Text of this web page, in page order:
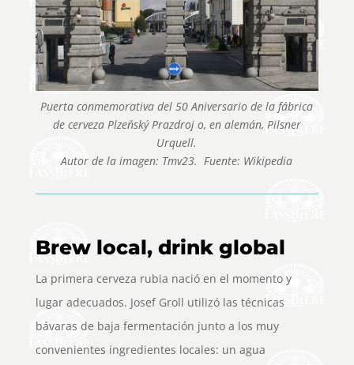
Puerta conmemorativa del 50 Aniversario de la fábrica
de cerveza Plzeňský Prazdroj o, en alemán, Pilsner
Urquell.
Autor de la imagen: Tmv23. Fuente: Wikipedia
Brew local, drink global
La primera cerveza rubia nació en el momento y
lugar adecuados. Josef Groll utilizó las técnicas
bávaras de baja fermentación junto a los muy
convenientes ingredientes locales: un agua